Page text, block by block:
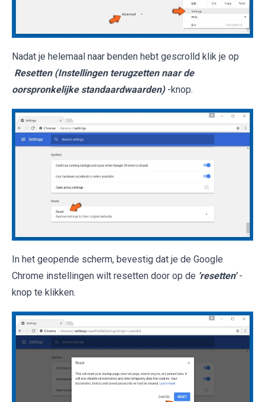
Nadat je helemaal naar benden hebt gescrolld klik je op
Resetten (Instellingen terugzetten naar de
oorspronkelijke standaardwaarden) -knop.
In het geopende scherm, bevestig dat je de Google
Chrome instellingen wilt resetten door op de 'resetten' -
knop te klikken.